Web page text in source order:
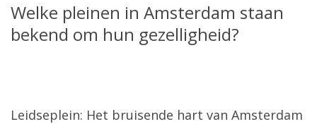
Welke pleinen in Amsterdam staan
bekend om hun gezelligheid?
Leidseplein: Het bruisende hart van Amsterdam